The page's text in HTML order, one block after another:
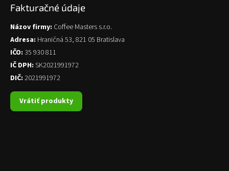
Fakturačné údaje
Názov firmy: Coffee Masters s.r.o.
Adresa: Hraničná 53, 821 05 Bratislava
IČO: 35 930 811
IČ DPH: SK2021991972
DIČ: 2021991972
Vrátiť produkty